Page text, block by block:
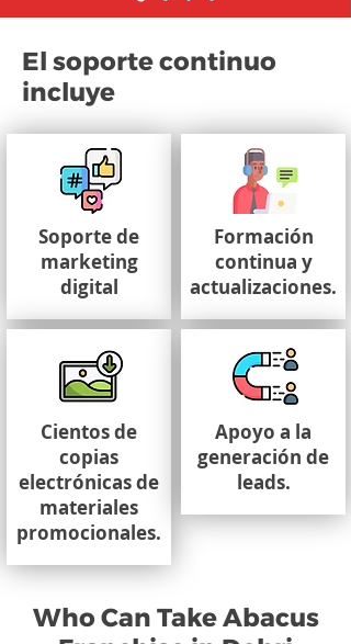
El soporte continuo
incluye
Soporte de
marketing
digital
Cientos de
copias
electrónicas de
materiales
promocionales.
Formación
continua y
actualizaciones.
Apoyo a la
generación de
leads.
Who Can Take Abacus